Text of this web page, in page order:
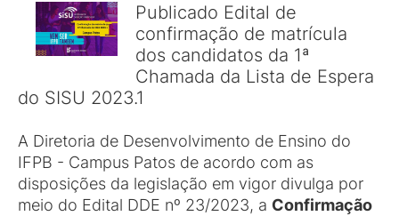
Publicado Edital de
confirmação de matrícula
dos candidatos da 1ª
Chamada da Lista de Espera
do SISU 2023.1
A Diretoria de Desenvolvimento de Ensino do
IFPB - Campus Patos de acordo com as
disposições da legislação em vigor divulga por
meio do Edital DDE nº 23/2023, a Confirmação